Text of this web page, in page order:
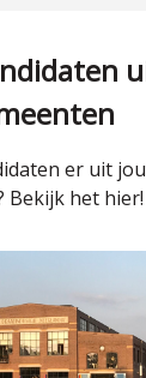
er uit
Bekijk het hier!